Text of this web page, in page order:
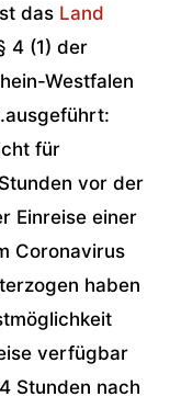
das Land
4 (1) der
Westfalen
für
vor der
Einreise einer
Coronavirus
haben
verfügbar
Stunden nach